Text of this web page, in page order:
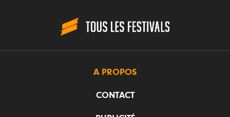
A PROPOS
CONTACT